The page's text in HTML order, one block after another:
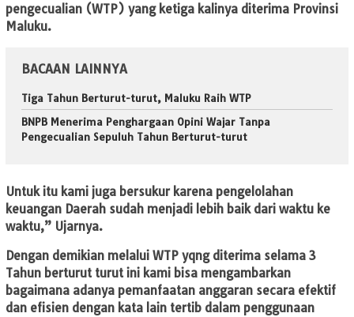
pengecualian (WTP) yang ketiga kalinya diterima Provinsi
Maluku.
BACAAN LAINNYA
Tiga Tahun Berturut-turut, Maluku Raih WTP
BNPB Menerima Penghargaan Opini Wajar Tanpa
Pengecualian Sepuluh Tahun Berturut-turut
Untuk itu kami juga bersukur karena pengelolahan
keuangan Daerah sudah menjadi lebih baik dari waktu ke
waktu,” Ujarnya.
Dengan demikian melalui WTP yqng diterima selama 3
Tahun berturut turut ini kami bisa mengambarkan
bagaimana adanya pemanfaatan anggaran secara efektif
dan efisien dengan kata lain tertib dalam penggunaan